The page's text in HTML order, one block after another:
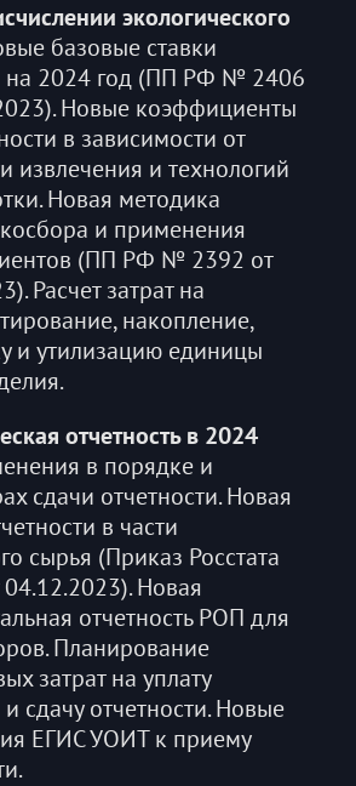
экологического
базовые ставки
на 2024 год (ПП РФ № 2406
Новые коэффициенты
в зависимости от
извлечения и технологий
Новая методика
и применения
(ПП РФ № 2392 от
Расчет затрат на
накопление,
и утилизацию единицы
отчетность в 2024
в порядке и
сдачи отчетности. Новая
в части
сырья (Приказ Росстата
Новая
отчетность РОП для
Планирование
затрат на уплату
сдачу отчетности. Новые
ЕГИС УОИТ к приему